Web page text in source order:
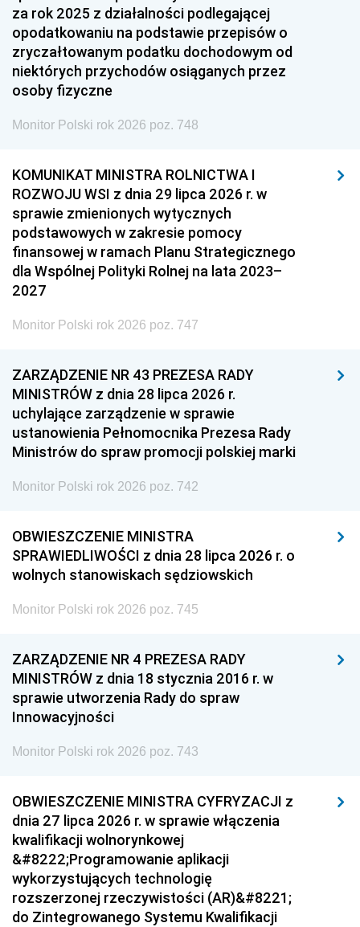
za rok 2025 z działalności podlegającej
opodatkowaniu na podstawie przepisów o
zryczałtowanym podatku dochodowym od
niektórych przychodów osiąganych przez
osoby fizyczne
Monitor Polski rok 2026 poz. 748
KOMUNIKAT MINISTRA ROLNICTWA I
ROZWOJU WSI z dnia 29 lipca 2026 r. w
sprawie zmienionych wytycznych
podstawowych w zakresie pomocy
finansowej w ramach Planu Strategicznego
dla Wspólnej Polityki Rolnej na lata 2023–
2027
Monitor Polski rok 2026 poz. 747
ZARZĄDZENIE NR 43 PREZESA RADY
MINISTRÓW z dnia 28 lipca 2026 r.
uchylające zarządzenie w sprawie
ustanowienia Pełnomocnika Prezesa Rady
Ministrów do spraw promocji polskiej marki
Monitor Polski rok 2026 poz. 742
OBWIESZCZENIE MINISTRA
SPRAWIEDLIWOŚCI z dnia 28 lipca 2026 r. o
wolnych stanowiskach sędziowskich
Monitor Polski rok 2026 poz. 745
ZARZĄDZENIE NR 4 PREZESA RADY
MINISTRÓW z dnia 18 stycznia 2016 r. w
sprawie utworzenia Rady do spraw
Innowacyjności
Monitor Polski rok 2026 poz. 743
OBWIESZCZENIE MINISTRA CYFRYZACJI z
dnia 27 lipca 2026 r. w sprawie włączenia
kwalifikacji wolnorynkowej
&#8222;Programowanie aplikacji
wykorzystujących technologię
rozszerzonej rzeczywistości (AR)&#8221;
do Zintegrowanego Systemu Kwalifikacji